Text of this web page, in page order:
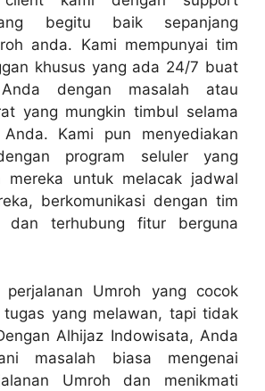
begitu baik sepanjang
anda. Kami mempunyai tim
khusus yang ada 24/7 buat
Anda dengan masalah atau
yang mungkin timbul selama
Kami pun menyediakan
program seluler yang
mereka untuk melacak jadwal
berkomunikasi dengan tim
dan terhubung fitur berguna
perjalanan Umroh yang cocok
yang melawan, tapi tidak
Alhijaz Indowisata, Anda
masalah biasa mengenai
Umroh dan menikmati